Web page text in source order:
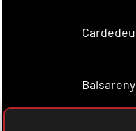
Cardedeu
Balsareny